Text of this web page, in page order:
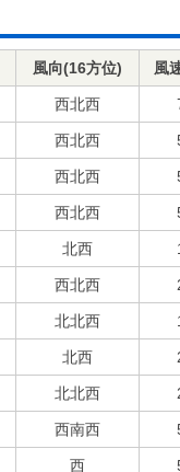
風向(16方位) 風
西北西
西北西
西北西
西北西
北西
西北西
北北西
北西
北北西
西南西
西